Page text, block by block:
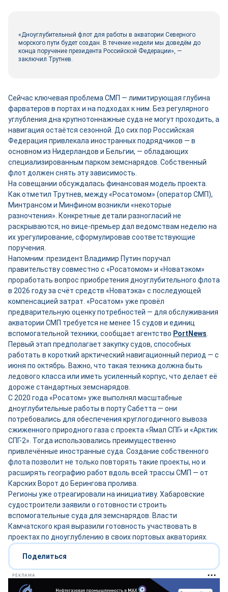
«Дноуглубительный флот для работы в акватории Северного
морского пути будет создан. В течение недели мы доведём до
конца поручение президента Российской Федерации», —
заключил Трутнев.
Сейчас ключевая проблема СМП — лимитирующая глубина
фарватеров в портах и на подходах к ним. Без регулярного
углубления дна крупнотоннажные суда не могут проходить, а
навигация остаётся сезонной. До сих пор Российская
Федерация привлекала иностранных подрядчиков — в
основном из Нидерландов и Бельгии, — обладающих
специализированным парком земснарядов. Собственный
флот должен снять эту зависимость.
На совещании обсуждалась финансовая модель проекта.
Как отметил Трутнев, между «Росатомом» (оператор СМП),
Минтрансом и Минфином возникли «некоторые
разночтения». Конкретные детали разногласий не
раскрываются, но вице-премьер дал ведомствам неделю на
их урегулирование, сформулировав соответствующие
поручения.
Напомним: президент Владимир Путин поручал
правительству совместно с «Росатомом» и «Новатэком»
проработать вопрос приобретения дноуглубительного флота
в 2026 году за счёт средств «Новатэка» с последующей
компенсацией затрат. «Росатом» уже провёл
предварительную оценку потребностей — для обслуживания
акватории СМП требуется не менее 15 судов и единиц
вспомогательной техники, сообщает агентство PortNews
Первый этап предполагает закупку судов, способных
работать в короткий арктический навигационный период — с
июня по октябрь. Важно, что такая техника должна быть
ледового класса или иметь усиленный корпус, что делает её
дороже стандартных земснарядов.
С 2020 года «Росатом» уже выполнял масштабные
дноуглубительные работы в порту Сабетта — они
потребовались для обеспечения круглогодичного вывоза
сжиженного природного газа с проекта «Ямал СПГ» и «Арктик
СПГ-2». Тогда использовались преимущественно
привлечённые иностранные суда. Создание собственного
флота позволит не только повторять такие проекты, но и
расширять географию работ вдоль всей трассы СМП — от
Карских Ворот до Берингова пролива.
Регионы уже отреагировали на инициативу. Хабаровские
судостроители заявили о готовности строить
вспомогательные суда для земснарядов. Власти
Камчатского края выразили готовность участвовать в
проектах по дноуглублению в своих портовых акваториях.
Поделиться
РЕКЛАМА